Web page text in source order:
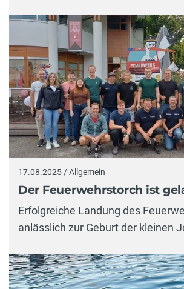
17.08.2025 / Allgemein
Der Feuerwehrstorch ist
Erfolgreiche Landung des
anlässlich zur Geburt der kleinen